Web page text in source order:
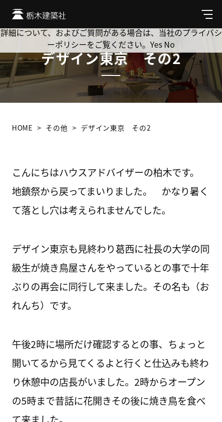
メ
ニ
ュ
デザイン東京 その2
HOME その他 デザイン東京 その2
こんにちはハウスアドバイザーの柏木です。
地鎮祭から戻ってまいりました。 かなり暑く
て落とし穴は考えられませんでした。
デザイン東京も見終わり葛西に社長の大学の同
級生が焼き鳥屋さんをやっているとの事で十年
ぶりの再会に同行して来ました。その名も（お
れんち）です。
午後2時に場所だけ確認するとの事、ちょっと
開いてるから見てくるよと行くと仕込みも終わ
り休憩中の店長がいました。2時からオープン
の5時まで昔話に花開きその後に焼き鳥を食べ
Cookie を使用して、お客様の活動を追跡してもよろしいです
か? 当社ではお客様のプライバシーを極めて重視しています。
詳細について、およびご質問がある場合は、当社のプライバシ
ーポリシーをご覧ください。 Yes No